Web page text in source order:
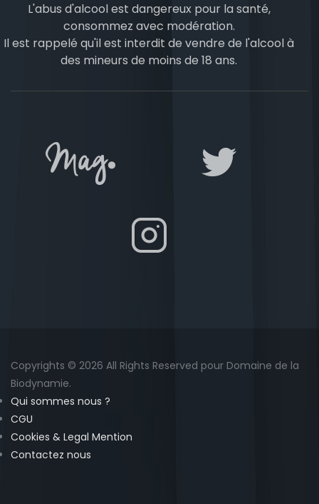
L'abus d'alcool est dangereux pour la santé,
consommez avec modération.
Il est rappelé qu'il est interdit de vendre de l'alcool à
des mineurs de moins de 18 ans.
Copyrights © 2026 All Rights Reserved pour Domaine de la
Biodynamie.
Qui sommes nous ?
CGU
Cookies & Legal Mention
Contactez nous